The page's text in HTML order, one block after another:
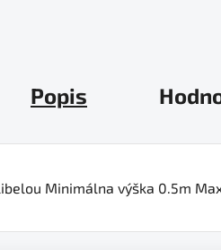
Popis
Minimálna výška 0.5m